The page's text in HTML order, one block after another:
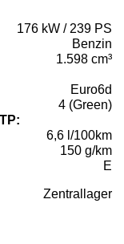
176 kW / 239 PS
Benzin
1.598 cm³
Euro6d
4 (Green)
6,6 l/100km
150 g/km
E
Zentrallager